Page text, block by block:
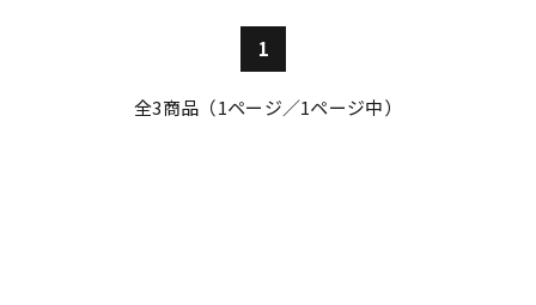
1
全3商品（1ページ／1ページ中）